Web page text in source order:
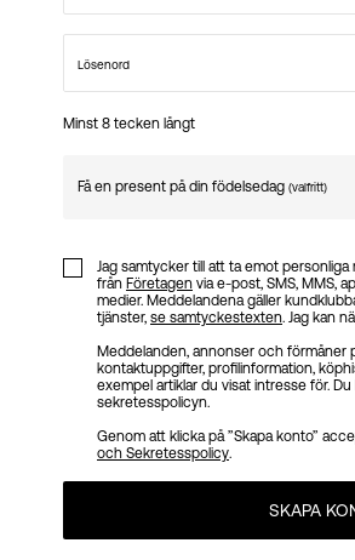
Lösenord
Minst 8 tecken långt
Få en present på din födelsedag (valfritt)
Birthday
Jag samtycker till att ta emot
från Företagen via e-post, SMS, MMS,
medier. Meddelandena gäller
tjänster, se samtyckestexten. Jag kan
Meddelanden, annonser och förmåner
kontaktuppgifter, profilinformation,
exempel artiklar du visat intresse för.
sekretesspolicyn.
Genom att klicka på ”Skapa konto”
och Sekretesspolicy.
SKAPA